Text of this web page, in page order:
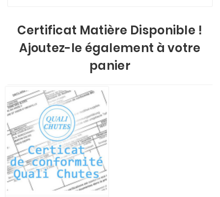
Certificat Matière Disponible !
Ajoutez-le également à votre
panier